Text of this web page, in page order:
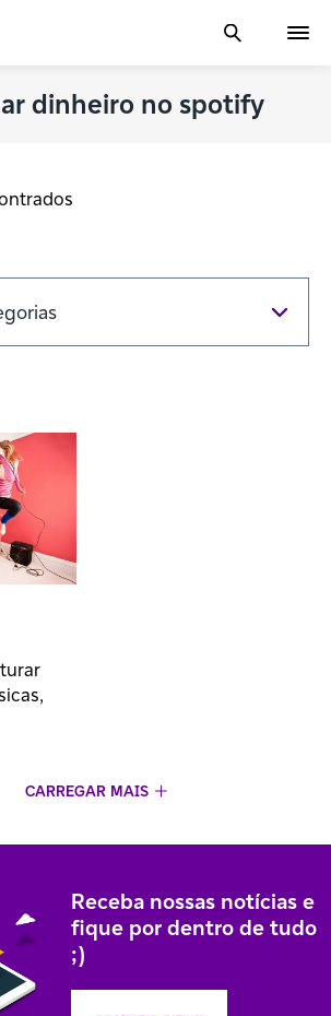
dinheiro no spotify
CARREGAR MAIS
Receba nossas notícias e
fique por dentro de tudo
;)